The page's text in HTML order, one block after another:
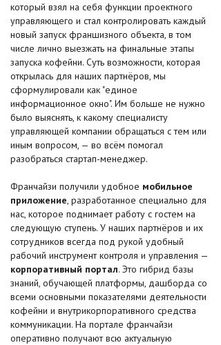
который взял на себя функции проектного
управляющего и стал контролировать каждый
новый запуск франшизного объекта, в том
числе лично выезжать на финальные этапы
запуска кофейни. Суть возможности, которая
открылась для наших партнёров, мы
сформулировали как "единое
информационное окно". Им больше не нужно
было выяснять, к какому специалисту
управляющей компании обращаться с тем или
иным вопросом, — во всём помогал
разобраться стартап-менеджер.
Франчайзи получили удобное мобильное
приложение, разработанное специально для
нас, которое поднимает работу с гостем на
следующую ступень. У наших партнёров и их
сотрудников всегда под рукой удобный
рабочий инструмент контроля и управления —
корпоративный портал. Это гибрид базы
знаний, обучающей платформы, дашборда со
всеми основными показателями деятельности
кофейни и внутрикорпоративного средства
коммуникации. На портале франчайзи
оперативно получают всю актуальную